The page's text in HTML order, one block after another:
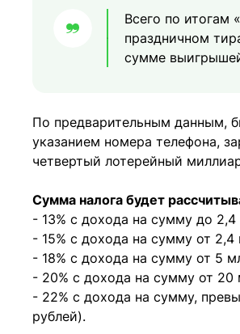
Всего по итогам
праздничном
сумме
По предварительным данным,
указанием номера телефона,
четвертый лотерейный
Сумма налога будет
- 13% с дохода на сумму до
- 15% с дохода на сумму от
- 18% с дохода на сумму от 5
- 20% с дохода на сумму от
- 22% с дохода на сумму,
рублей).